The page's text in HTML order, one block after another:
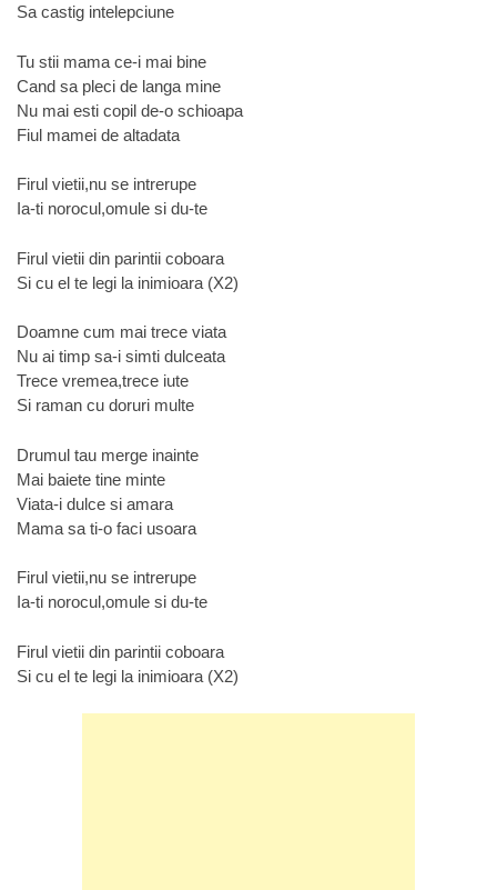
Sa castig intelepciune
Tu stii mama ce-i mai bine
Cand sa pleci de langa mine
Nu mai esti copil de-o schioapa
Fiul mamei de altadata
Firul vietii,nu se intrerupe
Ia-ti norocul,omule si du-te
Firul vietii din parintii coboara
Si cu el te legi la inimioara (X2)
Doamne cum mai trece viata
Nu ai timp sa-i simti dulceata
Trece vremea,trece iute
Si raman cu doruri multe
Drumul tau merge inainte
Mai baiete tine minte
Viata-i dulce si amara
Mama sa ti-o faci usoara
Firul vietii,nu se intrerupe
Ia-ti norocul,omule si du-te
Firul vietii din parintii coboara
Si cu el te legi la inimioara (X2)